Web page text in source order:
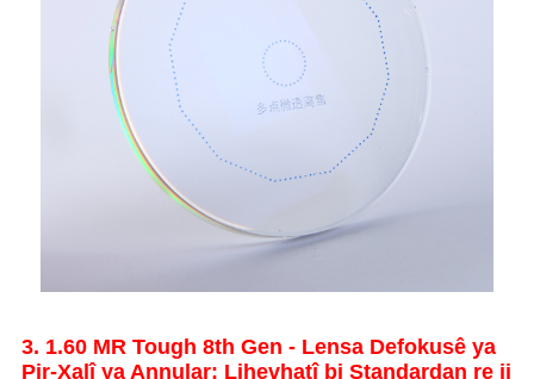
3. 1.60 MR Tough 8th Gen - Lensa Defokusê ya
Pir-Xalî ya Annular: Lihevhatî bi Standardan re ji